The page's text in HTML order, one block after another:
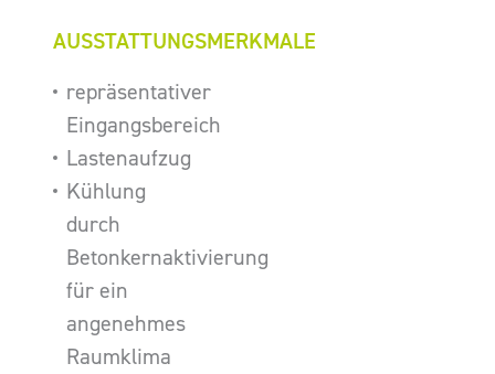
AUSSTATTUNGSMERKMALE
repräsentativer
Eingangsbereich
Lastenaufzug
Kühlung
durch
Betonkernaktivierung
für ein
angenehmes
Raumklima